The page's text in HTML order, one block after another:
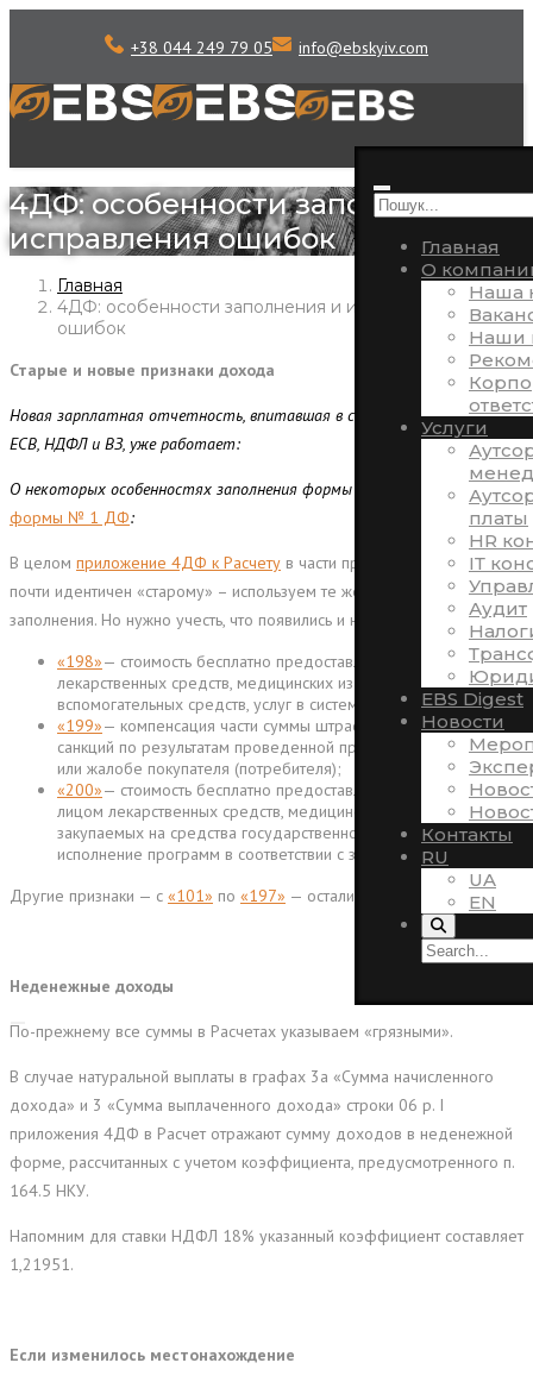
+38 044 249 79 05 info@ebskyiv.com
Главная
О
Наша
Наши
Услуги
платы
HR
ІТ
Аудит
EBS Digest
Новости
Контакты
RU
UA
EN
4ДФ: особенности заполнения и
исправления ошибок
Главная
4ДФ: особенности заполнения и исправления
ошибок
Старые и новые признаки дохода
Новая зарплатная отчетность, впитавшая в себя формы отчета по
ЕСВ, НДФЛ и ВЗ, уже работает:
О некоторых особенностях заполнения формы № 4 ДФ – «преемника»
формы № 1 ДФ:
В целом приложение 4ДФ к Расчету в части признаков доходов
почти идентичен «старому» – используем те же признаки для
заполнения. Но нужно учесть, что появились и новые признаки:
«198»— стоимость бесплатно предоставленных (переданных)
лекарственных средств, медицинских изделий и
вспомогательных средств, услуг в системе здравоохранения;
«199»— компенсация части суммы штрафных (финансовых)
санкций по результатам проведенной проверки по обращению
или жалобе покупателя (потребителя);
«200»— стоимость бесплатно предоставленных (переданных)
лицом лекарственных средств, медицинских изделий,
закупаемых на средства государственного бюджета и
исполнение программ в соответствии с законом.
Другие признаки — с «101» по «197» — остались теми же.
Неденежные доходы
По-прежнему все суммы в Расчетах указываем «грязными».
В случае натуральной выплаты в графах 3а «Сумма начисленного
дохода» и 3 «Сумма выплаченного дохода» строки 06 р. I
приложения 4ДФ в Расчет отражают сумму доходов в неденежной
форме, рассчитанных с учетом коэффициента, предусмотренного п.
164.5 НКУ.
Напомним для ставки НДФЛ 18% указанный коэффициент составляет
1,21951.
Если изменилось местонахождение